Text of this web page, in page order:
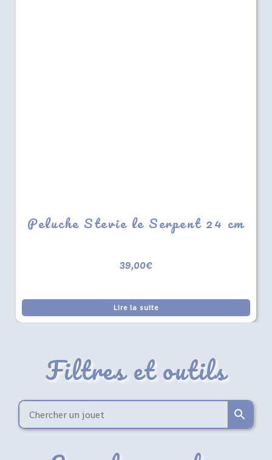
Peluche Stevie le Serpent 24 cm
39,00€
Lire la suite
Filtres et outils